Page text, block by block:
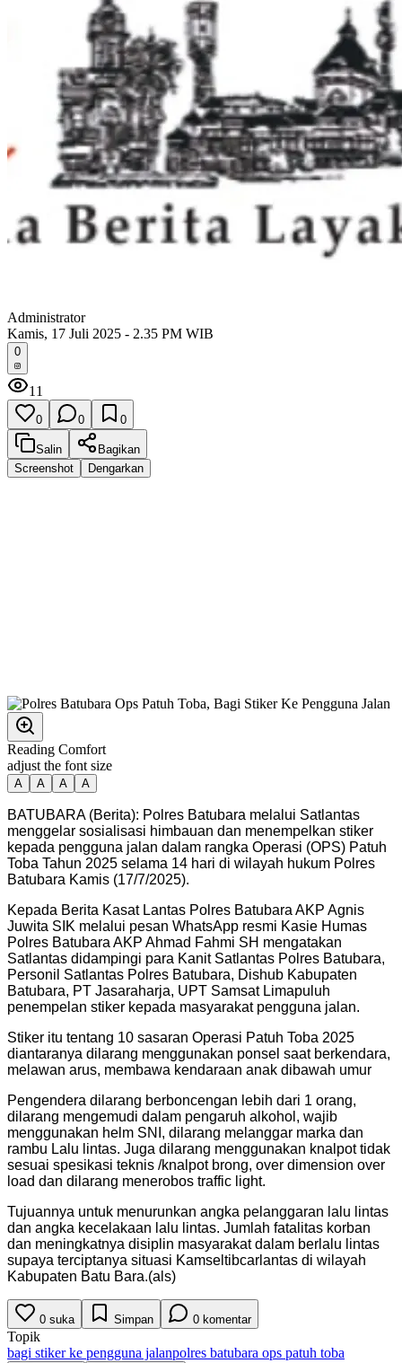
Administrator
Kamis, 17 Juli 2025 - 2.35 PM WIB
0
11
0 0 0
Salin
Bagikan
Screenshot
Dengarkan
Reading Comfort
adjust the font size
A A A A
BATUBARA (Berita): Polres Batubara melalui Satlantas
menggelar sosialisasi himbauan dan menempelkan stiker
kepada pengguna jalan dalam rangka Operasi (OPS) Patuh
Toba Tahun 2025 selama 14 hari di wilayah hukum Polres
Batubara Kamis (17/7/2025).
Kepada Berita Kasat Lantas Polres Batubara AKP Agnis
Juwita SIK melalui pesan WhatsApp resmi Kasie Humas
Polres Batubara AKP Ahmad Fahmi SH mengatakan
Satlantas didampingi para Kanit Satlantas Polres Batubara,
Personil Satlantas Polres Batubara, Dishub Kabupaten
Batubara, PT Jasaraharja, UPT Samsat Limapuluh
penempelan stiker kepada masyarakat pengguna jalan.
Stiker itu tentang 10 sasaran Operasi Patuh Toba 2025
diantaranya dilarang menggunakan ponsel saat berkendara,
melawan arus, membawa kendaraan anak dibawah umur
Pengendera dilarang berboncengan lebih dari 1 orang,
dilarang mengemudi dalam pengaruh alkohol, wajib
menggunakan helm SNI, dilarang melanggar marka dan
rambu Lalu lintas. Juga dilarang menggunakan knalpot tidak
sesuai spesikasi teknis /knalpot brong, over dimension over
load dan dilarang menerobos traffic light.
Tujuannya untuk menurunkan angka pelanggaran lalu lintas
dan angka kecelakaan lalu lintas. Jumlah fatalitas korban
dan meningkatnya disiplin masyarakat dalam berlalu lintas
supaya terciptanya situasi Kamseltibcarlantas di wilayah
Kabupaten Batu Bara.(als)
0 suka Simpan 0 komentar
Topik
bagi stiker ke pengguna jalanpolres batubara ops patuh toba